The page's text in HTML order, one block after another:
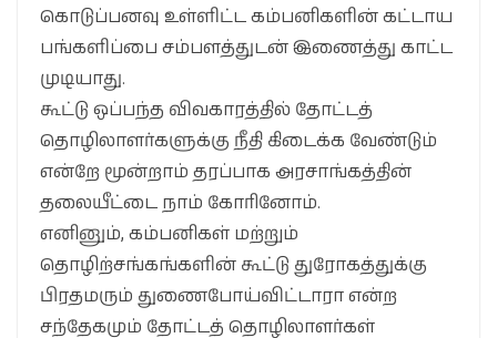
கொடுப்பனவு உள்ளிட்ட கம்பனிகளின் கட்டாய
பங்களிப்பை சம்பளத்துடன் இணைத்து காட்ட
முடியாது.
கூட்டு ஒப்பந்த விவகாரத்தில் தோட்டத்
தொழிலாளர்களுக்கு நீதி கிடைக்க வேண்டும்
என்றே மூன்றாம் தரப்பாக அரசாங்கத்தின்
தலையீட்டை நாம் கோரினோம்.
எனினும், கம்பனிகள் மற்றும்
தொழிற்சங்கங்களின் கூட்டு துரோகத்துக்கு
பிரதமரும் துணைபோய்விட்டாரா என்ற
சந்தேகமும் தோட்டத் தொழிலாளர்கள்